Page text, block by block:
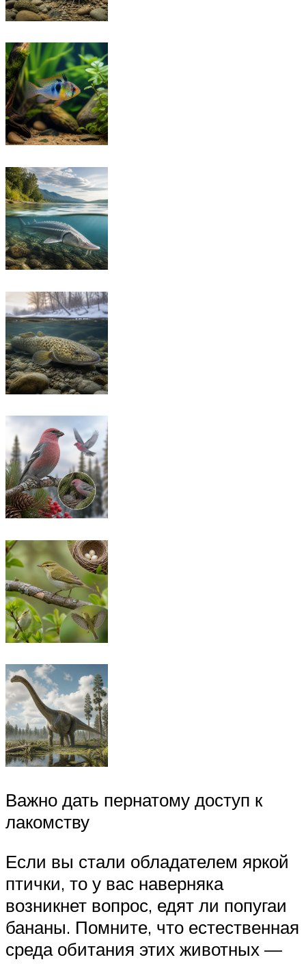
Важно дать пернатому доступ к
лакомству
Если вы стали обладателем яркой
птички, то у вас наверняка
возникнет вопрос, едят ли попугаи
бананы. Помните, что естественная
среда обитания этих животных —